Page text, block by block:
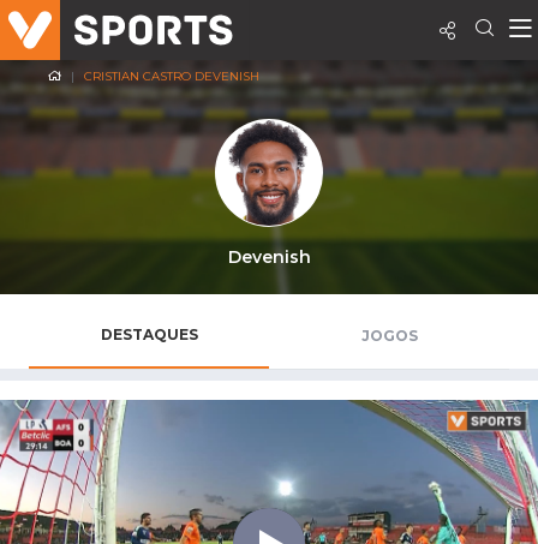
CRISTIAN CASTRO DEVENISH
Devenish
DESTAQUES JOGOS